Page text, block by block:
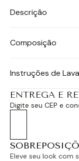
Descrição
Composição
Instruções de
ENTREGA E
Digite seu CEP e
Eleve seu look com